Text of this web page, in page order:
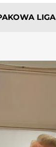
LIGA